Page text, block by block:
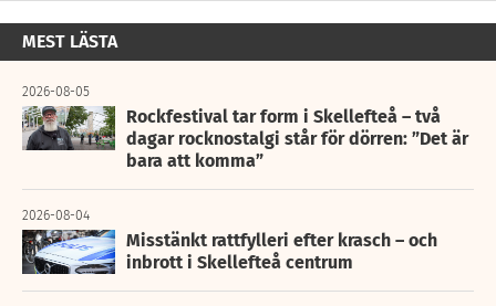
MEST LÄSTA
2026-08-05
Rockfestival tar form i Skellefteå – två
dagar rocknostalgi står för dörren: ”Det är
bara att komma”
2026-08-04
Misstänkt rattfylleri efter krasch – och
inbrott i Skellefteå centrum